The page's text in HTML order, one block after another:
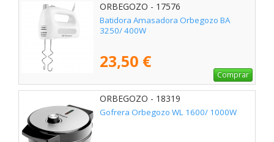
ORBEGOZO - 17576
Batidora Amasadora Orbegozo BA
3250/ 400W
23,50 €
Comprar
ORBEGOZO - 18319
Gofrera Orbegozo WL 1600/ 1000W